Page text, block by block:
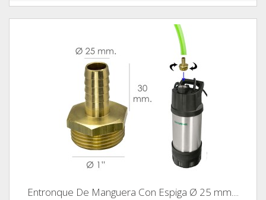
Entronque De Manguera Con Espiga Ø 25 mm....